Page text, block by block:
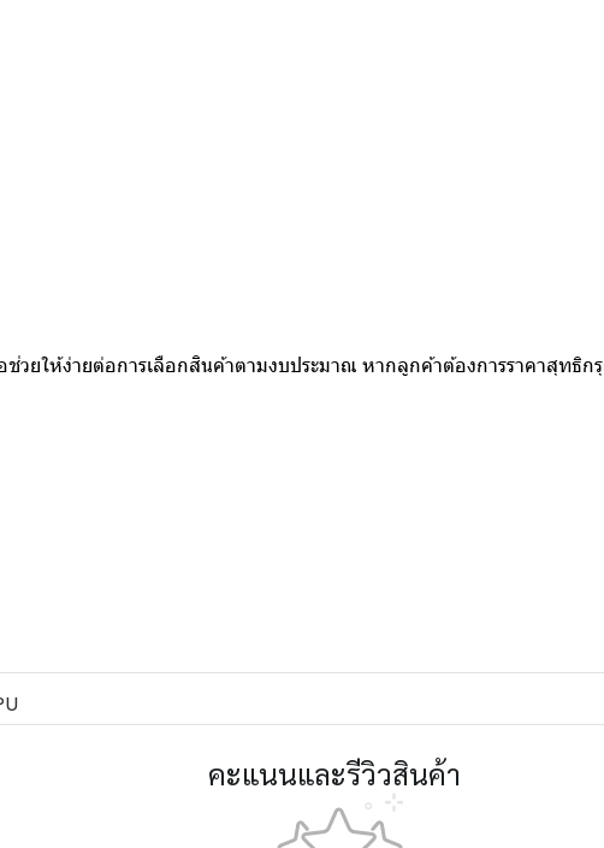
ช่วยให้ง่ายต่อการเลือกสินค้าตามงบประมาณ หากลูกค้าต้องการราคาสุทธิ
คะแนนและรีวิวสินค้า